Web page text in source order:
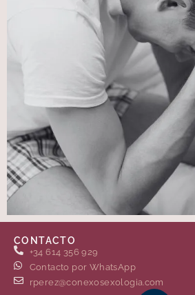
CONTACTO
+34 614 356 929
Contacto por WhatsApp
rperez@conexosexologia.com